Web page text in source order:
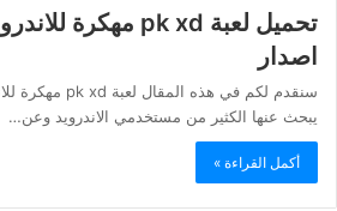
اصدار
يبحث عنها الكثير من مستخدمي الاندرويد وعن…
أكمل القراءة »